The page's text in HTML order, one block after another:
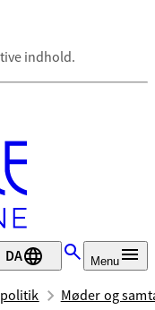
indhold.
DA Menu
Møder og